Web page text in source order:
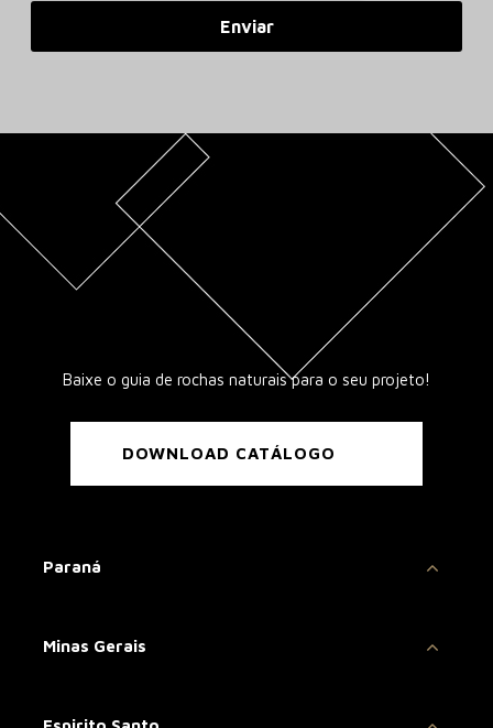
Baixe o guia de rochas naturais para o seu projeto!
DOWNLOAD CATÁLOGO
Paraná
Minas Gerais